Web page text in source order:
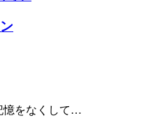
憶をなくして…